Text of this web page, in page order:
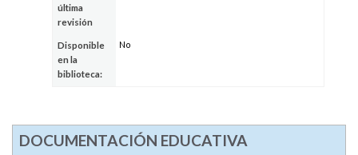
última
revisión
Disponible
en la
biblioteca:
No
DOCUMENTACIÓN EDUCATIVA